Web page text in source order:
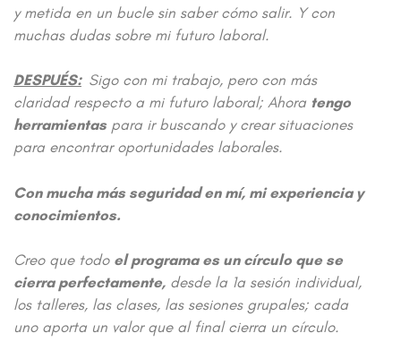
y metida en un bucle sin saber cómo salir. Y con
muchas dudas sobre mi futuro laboral.
DESPUÉS: Sigo con mi trabajo, pero con más
claridad respecto a mi futuro laboral; Ahora tengo
herramientaspara ir buscando y crear situaciones
para encontrar oportunidades laborales.
Con mucha más seguridad en mí, mi experiencia y
conocimientos.
Creo que todo el programa es un círculo que se
cierra perfectamente, desde la 1a sesión individual,
los talleres, las clases, las sesiones grupales; cada
uno aporta un valor que al final cierra un círculo.